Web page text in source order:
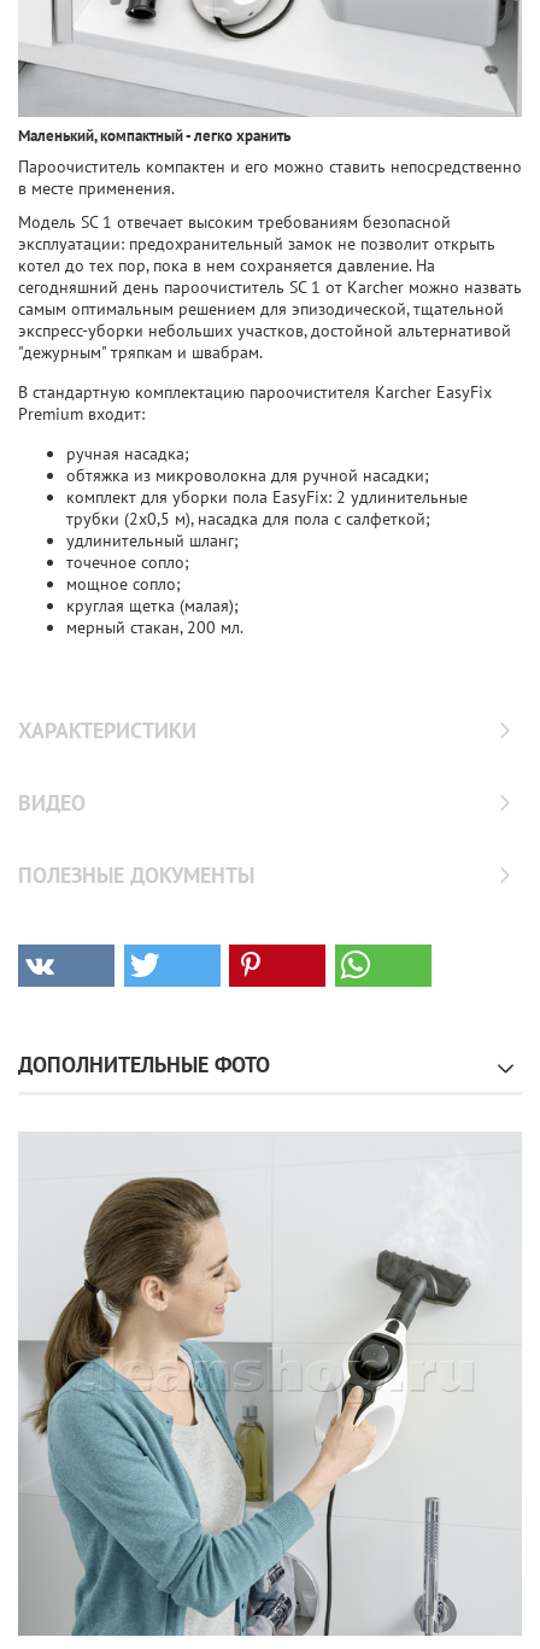
Маленький, компактный - легко хранить
Пароочиститель компактен и его можно ставить непосредственно
в месте применения.
Модель SC 1 отвечает высоким требованиям безопасной
эксплуатации: предохранительный замок не позволит открыть
котел до тех пор, пока в нем сохраняется давление. На
сегодняшний день пароочиститель SC 1 от Karcher можно назвать
самым оптимальным решением для эпизодической, тщательной
экспресс-уборки небольших участков, достойной альтернативой
"дежурным" тряпкам и швабрам.
В стандартную комплектацию пароочистителя Karcher EasyFix
Premium входит:
ручная насадка;
обтяжка из микроволокна для ручной насадки;
комплект для уборки пола EasyFix: 2 удлинительные
трубки (2x0,5 м), насадка для пола с салфеткой;
удлинительный шланг;
точечное сопло;
мощное сопло;
круглая щетка (малая);
мерный стакан, 200 мл.
ХАРАКТЕРИСТИКИ
ВИДЕО
ПОЛЕЗНЫЕ ДОКУМЕНТЫ
ДОПОЛНИТЕЛЬНЫЕ ФОТО